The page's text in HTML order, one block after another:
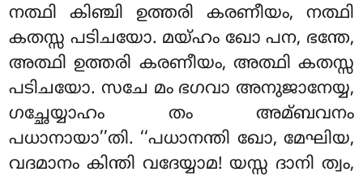
നത്ഥി കിഞ്ചി ഉത്തരി കരണീയം, നത്ഥി
കതസ്സ പടിചയോ. മയ്ഹം ഖോ പന, ഭന്തേ,
അത്ഥി ഉത്തരി കരണീയം, അത്ഥി കതസ്സ
പടിചയോ. സചേ മം ഭഗവാ അനുജാനേയ്യ,
ഗച്ഛേയ്യാഹം തം അമ്ബവനം
പധാനായാ’’തി. ‘‘പധാനന്തി ഖോ, മേഘിയ,
വദമാനം കിന്തി വദേയ്യാമ! യസ്സ ദാനി ത്വം,